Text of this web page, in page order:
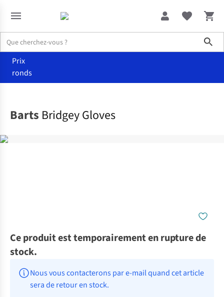
Prix
ronds
Barts Bridgey Gloves
Ce produit est temporairement en rupture de
stock.
Nous vous contacterons par e-mail quand cet article
sera de retour en stock.